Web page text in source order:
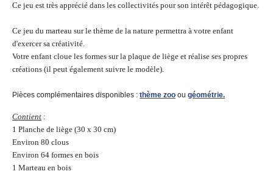
Ce jeu est très apprécié dans les collectivités pour son intérêt pédagogique.
Ce jeu du marteau sur le thème de la nature permettra à votre enfant
d'exercer sa créativité.
Votre enfant cloue les formes sur la plaque de liège et réalise ses propres
créations (il peut également suivre le modèle).
Pièces complémentaires disponibles : thème zoo ou géométrie.
Contient :
1 Planche de liège (30 x 30 cm)
Environ 80 clous
Environ 64 formes en bois
1 Marteau en bois